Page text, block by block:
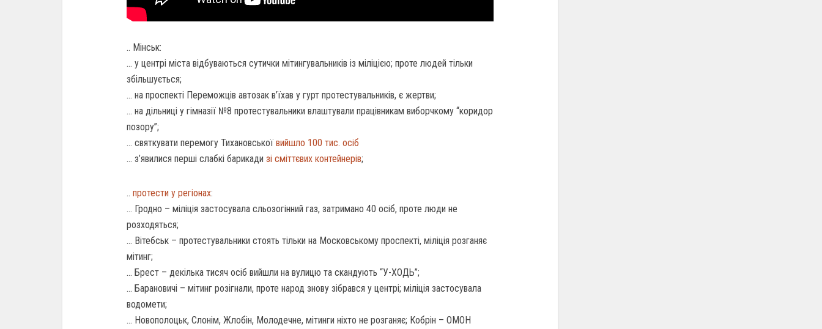
.. Мінськ:
… у центрі міста відбуваються сутички мітингувальників із міліцією; проте людей тільки
збільшується;
… на проспекті Переможців автозак в’їхав у гурт протестувальників, є жертви;
… на дільниці у гімназії №8 протестувальники влаштували працівникам виборчкому “коридор
позору”;
… святкувати перемогу Тихановської вийшло 100 тис. осіб
… з’явилися перші слабкі барикади зі сміттєвих контейнерів;
.. протести у регіонах:
… Гродно – міліція застосувала сльозогінний газ, затримано 40 осіб, проте люди не
розходяться;
… Вітебськ – протестувальники стоять тільки на Московському проспекті, міліція розганяє
мітинг;
… Брест – декілька тисяч осіб вийшли на вулицю та скандують “У-ХОДЬ”;
… Барановичі – мітинг розігнали, проте народ знову зібрався у центрі; міліція застосувала
водомети;
… Новополоцьк, Слонім, Жлобін, Молодечне, мітинги ніхто не розганяє; Кобрін – ОМОН